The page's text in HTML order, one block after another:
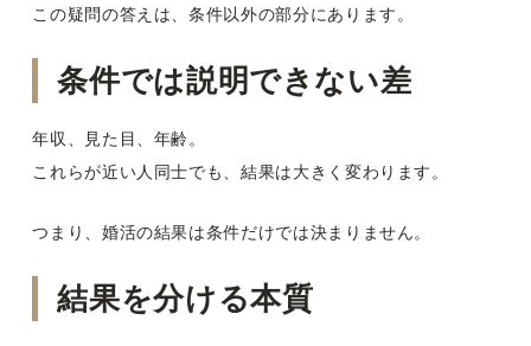
この疑問の答えは、条件以外の部分にあります。
条件では説明できない差
年収、見た目、年齢。
これらが近い人同士でも、結果は大きく変わります。
つまり、婚活の結果は条件だけでは決まりません。
結果を分ける本質